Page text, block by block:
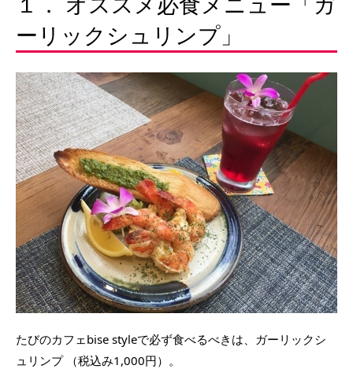
ーリックシュリンプ」
たびのカフェbise styleで必ず食べるべきは、ガーリックシ
ュリンプ （税込み1,000円）。